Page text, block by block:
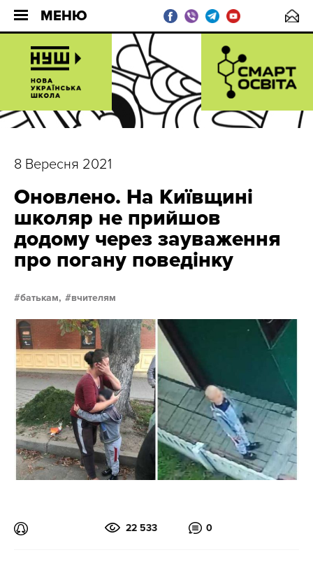
МЕНЮ
8 Вересня 2021
Оновлено. На Київщині
школяр не прийшов
додому через зауваження
про погану поведінку
батькам, вчителям
22 533 0